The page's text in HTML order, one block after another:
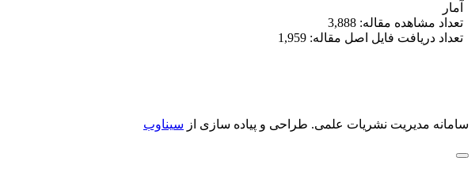
آمار
تعداد مشاهده مقاله: 3,888
تعداد دریافت فایل اصل مقاله: 1,959
سامانه مدیریت نشریات علمی. طراحی و پیاده سازی از سیناوب